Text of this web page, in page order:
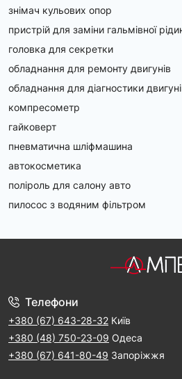
знімач кульових опор
пристрій для заміни гальмівної
головка для секретки
обладнання для ремонту двигунів
обладнання для діагностики
компресометр
гайковерт
пневматична шліфмашина
автокосметика
поліроль для салону авто
пилосос з водяним фільтром
Телефони
+380 (67) 643-28-32 Київ
+380 (48) 750-23-09 Одеса
+380 (67) 641-80-49 Запоріжжя